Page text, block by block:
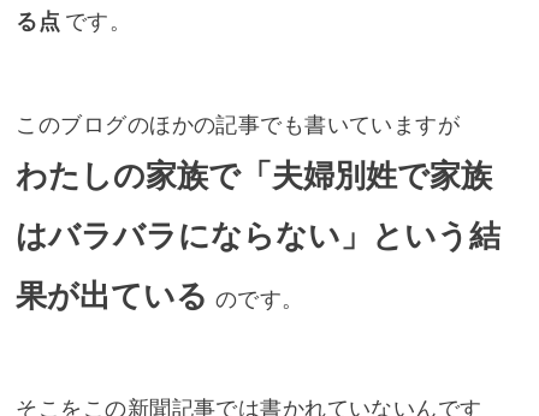
る点 です。
このブログのほかの記事でも書いていますが
わたしの家族で「夫婦別姓で家族
はバラバラにならない」という結
果が出ている のです。
そこをこの新聞記事では書かれていないんです